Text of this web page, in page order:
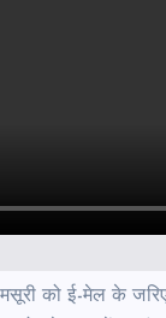
को ई-मेल के